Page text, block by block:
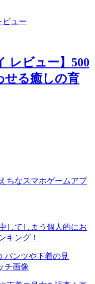
レビュー】500
せる癒しの育
ちなスマホゲームアプ
してしまう個人的にお
キング！